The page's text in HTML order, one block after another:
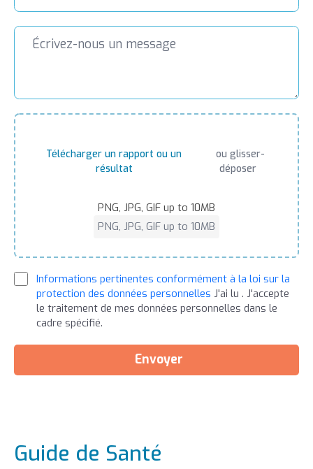
Télécharger un rapport ou un
résultat
ou glisser-
déposer
PNG, JPG, GIF up to 10MB
PNG, JPG, GIF up to 10MB
Informations pertinentes conformément à la loi sur la
protection des données personnelles J'ai lu . J'accepte
le traitement de mes données personnelles dans le
cadre spécifié.
Envoyer
Guide de Santé